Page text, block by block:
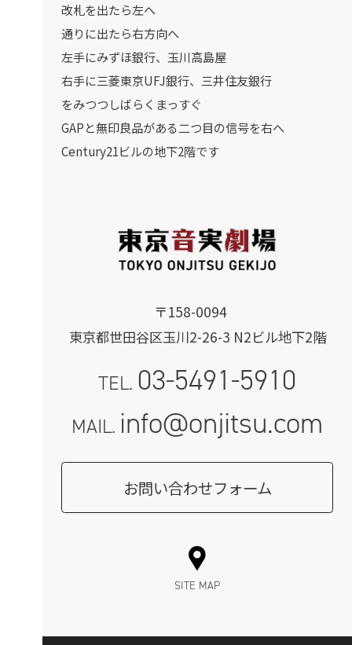
〒158-0094
東京都世田谷区玉川2-26-3 N2ビル地下2階
TEL. 03-5491-5910
MAIL. info@onjitsu.com
お問い合わせフォーム
改札を出たら左へ
通りに出たら右方向へ
左手にみずほ銀行、玉川高島屋
右手に三菱東京UFJ銀行、三井住友銀行
をみつつしばらくまっすぐ
GAPと無印良品がある二つ目の信号を右へ
Century21ビルの地下2階です
SITE MAP